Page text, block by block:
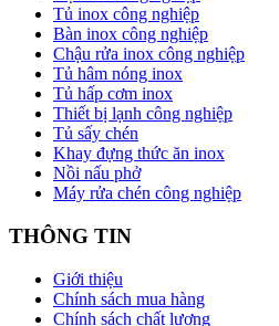
Tủ inox công nghiệp
Bàn inox công nghiệp
Chậu rửa inox công nghiệp
Tủ hâm nóng inox
Tủ hấp cơm inox
Thiết bị lạnh công nghiệp
Tủ sấy chén
Khay đựng thức ăn inox
Nồi nấu phở
Máy rửa chén công nghiệp
THÔNG TIN
Giới thiệu
Chính sách mua hàng
Chính sách chất lượng